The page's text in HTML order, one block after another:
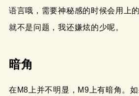
语言哦，需要神秘感的时候会用上
就不是问题，我还嫌炫的少呢。
暗角
在M8上并不明显，M9上有暗角。